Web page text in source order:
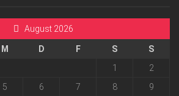
August 2026
M D F S
S
1
2
5 6 7 8
9